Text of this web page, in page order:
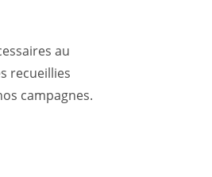
au
recueillies
campagnes.